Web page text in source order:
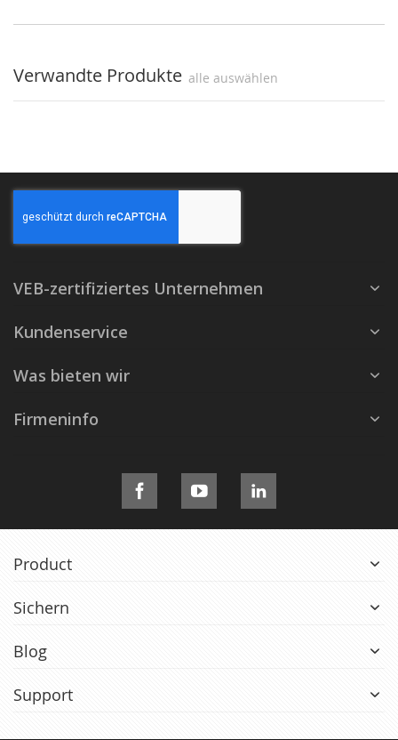
Verwandte Produkte alle auswählen
VEB-zertifiziertes Unternehmen
Kundenservice
Was bieten wir
Firmeninfo
Product
Sichern
Blog
Support